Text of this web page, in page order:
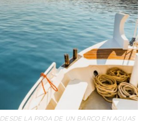
LA PROA DE UN BARCO EN AGUAS